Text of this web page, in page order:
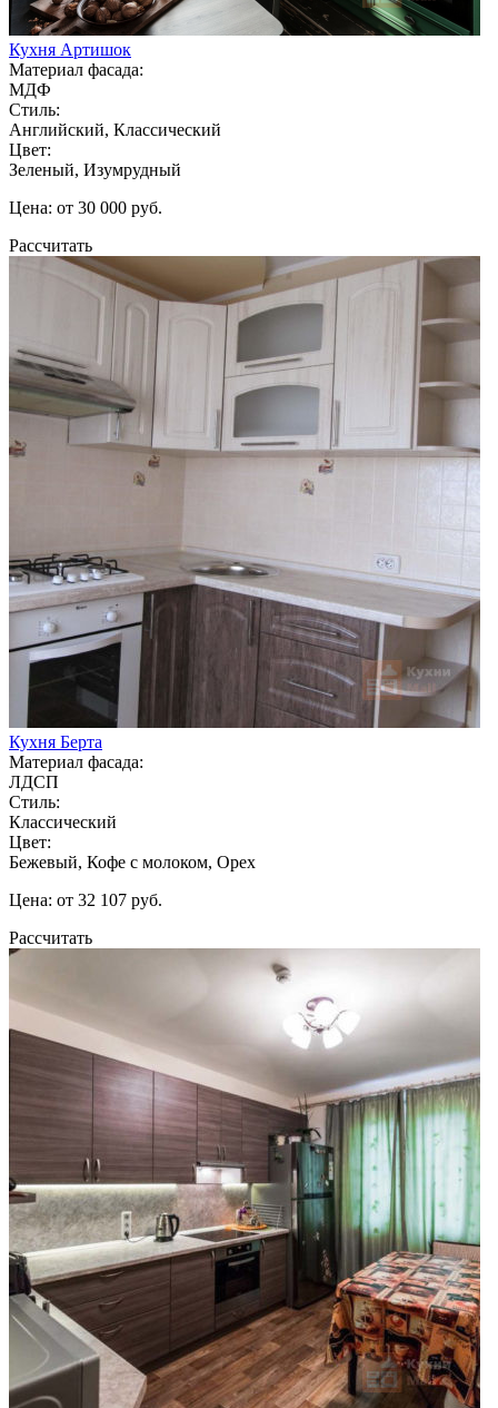
Кухня Артишок
Материал фасада:
МДФ
Стиль:
Английский, Классический
Цвет:
Зеленый, Изумрудный
Цена: от 30 000 руб.
Рассчитать
Кухня Берта
Материал фасада:
ЛДСП
Стиль:
Классический
Цвет:
Бежевый, Кофе с молоком, Орех
Цена: от 32 107 руб.
Рассчитать